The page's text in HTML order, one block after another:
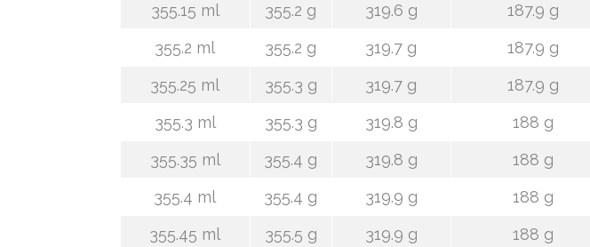
355.15 ml
355.2 g 319.6 g 187.9 g
355.2 ml
355.2 g 319.7 g 187.9 g
355.25 ml
355.3 g 319.7 g 187.9 g
355.3 ml
355.3 g 319.8 g 188 g
355.35 ml
355.4 g 319.8 g 188 g
355.4 ml
355.4 g 319.9 g 188 g
355.45 ml
355.5 g 319.9 g 188 g